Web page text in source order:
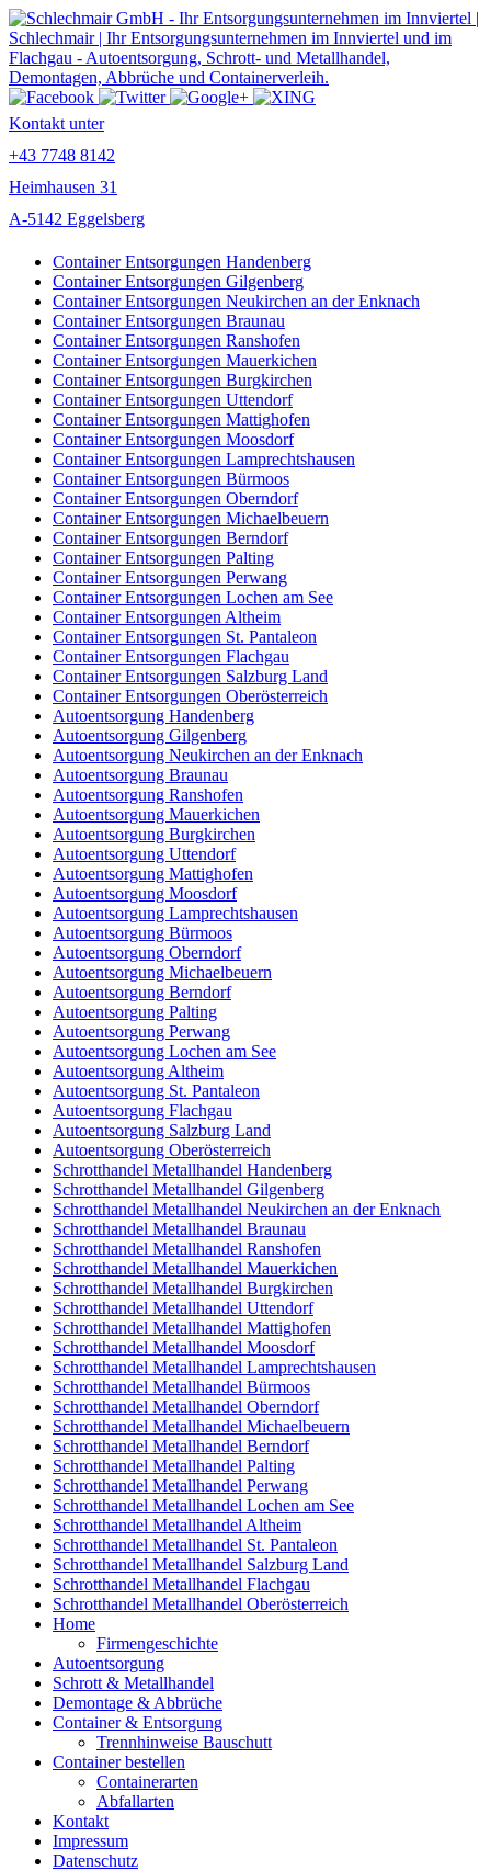
Kontakt unter
+43 7748 8142
Heimhausen 31
A-5142 Eggelsberg
Container Entsorgungen Handenberg
Container Entsorgungen Gilgenberg
Container Entsorgungen Neukirchen an der Enknach
Container Entsorgungen Braunau
Container Entsorgungen Ranshofen
Container Entsorgungen Mauerkichen
Container Entsorgungen Burgkirchen
Container Entsorgungen Uttendorf
Container Entsorgungen Mattighofen
Container Entsorgungen Moosdorf
Container Entsorgungen Lamprechtshausen
Container Entsorgungen Bürmoos
Container Entsorgungen Oberndorf
Container Entsorgungen Michaelbeuern
Container Entsorgungen Berndorf
Container Entsorgungen Palting
Container Entsorgungen Perwang
Container Entsorgungen Lochen am See
Container Entsorgungen Altheim
Container Entsorgungen St. Pantaleon
Container Entsorgungen Flachgau
Container Entsorgungen Salzburg Land
Container Entsorgungen Oberösterreich
Autoentsorgung Handenberg
Autoentsorgung Gilgenberg
Autoentsorgung Neukirchen an der Enknach
Autoentsorgung Braunau
Autoentsorgung Ranshofen
Autoentsorgung Mauerkichen
Autoentsorgung Burgkirchen
Autoentsorgung Uttendorf
Autoentsorgung Mattighofen
Autoentsorgung Moosdorf
Autoentsorgung Lamprechtshausen
Autoentsorgung Bürmoos
Autoentsorgung Oberndorf
Autoentsorgung Michaelbeuern
Autoentsorgung Berndorf
Autoentsorgung Palting
Autoentsorgung Perwang
Autoentsorgung Lochen am See
Autoentsorgung Altheim
Autoentsorgung St. Pantaleon
Autoentsorgung Flachgau
Autoentsorgung Salzburg Land
Autoentsorgung Oberösterreich
Schrotthandel Metallhandel Handenberg
Schrotthandel Metallhandel Gilgenberg
Schrotthandel Metallhandel Neukirchen an der Enknach
Schrotthandel Metallhandel Braunau
Schrotthandel Metallhandel Ranshofen
Schrotthandel Metallhandel Mauerkichen
Schrotthandel Metallhandel Burgkirchen
Schrotthandel Metallhandel Uttendorf
Schrotthandel Metallhandel Mattighofen
Schrotthandel Metallhandel Moosdorf
Schrotthandel Metallhandel Lamprechtshausen
Schrotthandel Metallhandel Bürmoos
Schrotthandel Metallhandel Oberndorf
Schrotthandel Metallhandel Michaelbeuern
Schrotthandel Metallhandel Berndorf
Schrotthandel Metallhandel Palting
Schrotthandel Metallhandel Perwang
Schrotthandel Metallhandel Lochen am See
Schrotthandel Metallhandel Altheim
Schrotthandel Metallhandel St. Pantaleon
Schrotthandel Metallhandel Salzburg Land
Schrotthandel Metallhandel Flachgau
Schrotthandel Metallhandel Oberösterreich
Home
Firmengeschichte
Autoentsorgung
Schrott & Metallhandel
Demontage & Abbrüche
Container & Entsorgung
Trennhinweise Bauschutt
Container bestellen
Containerarten
Abfallarten
Kontakt
Impressum
Datenschutz